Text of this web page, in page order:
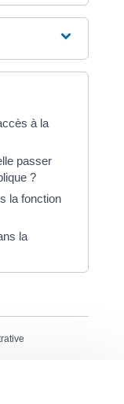
à la
passer
?
la fonction
la